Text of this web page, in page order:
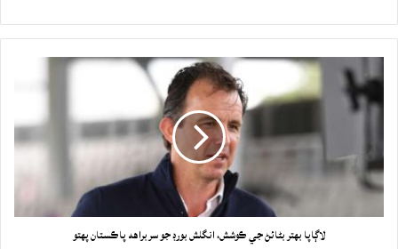
لاڳاپا بهتر بڻائڻ جي ڪوشش، انگلش بورڊ جو سربراهه پاڪستان پهتو